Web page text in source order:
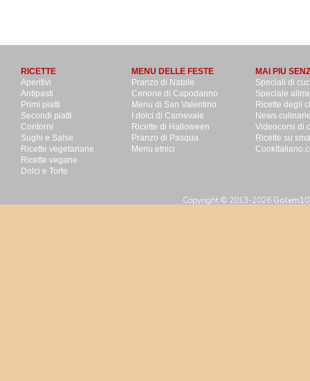
RICETTE
Aperitivi
Antipasti
Primi piatti
Secondi piatti
Contorni
Sughi e Salse
Ricette vegetariane
Ricette vegane
Dolci e Torte
MENU DELLE FESTE
Pranzo di Natale
Cenone di Capodanno
Menu di San Valentino
I dolci di Carnevale
Ricette di Halloween
Pranzo di Pasqua
Menu etnici
MAI PIU
Speciali di
Speciale
Ricette degli
News
Videocorsi di
Ricette su
Copyright © 2013-2026